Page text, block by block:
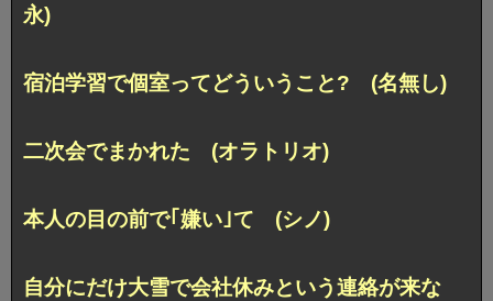
永)
宿泊学習で個室ってどういうこと? (名無し)
二次会でまかれた (オラトリオ)
本人の目の前で｢嫌い｣て (シノ)
自分にだけ大雪で会社休みという連絡が来な